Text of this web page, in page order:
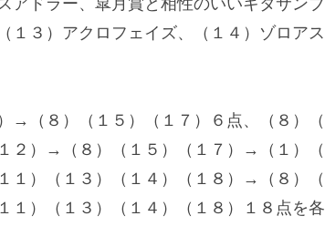
アドラー、皐月賞と相性のいいキタサン
３）アクロフェイズ、（１４）ゾロア
（８）（１５）（１７）６点、（８）（
２）→（８）（１５）（１７）→（１）（
１）（１３）（１４）（１８）→（８）
）（１３）（１４）（１８）１８点を